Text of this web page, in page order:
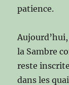
patience.
la Sambre
reste
dans les